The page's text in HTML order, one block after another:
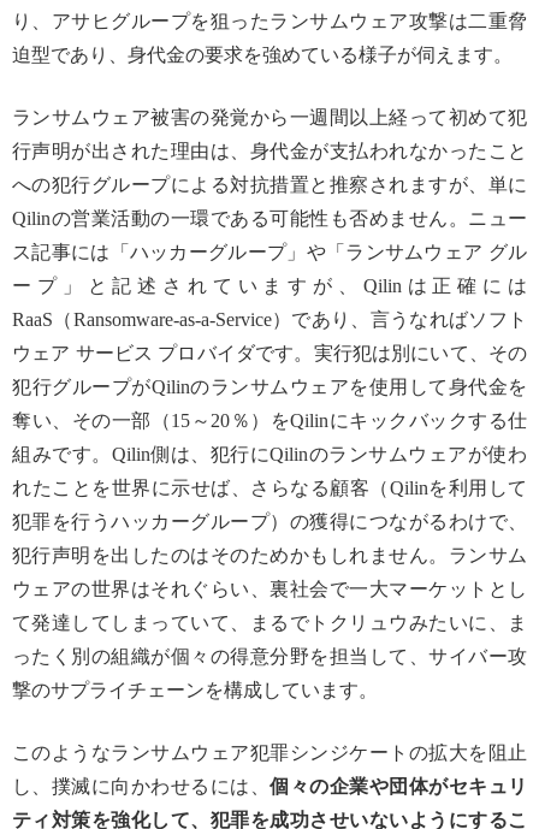
り、アサヒグループを狙ったランサムウェア攻撃は二重脅
迫型であり、身代金の要求を強めている様子が伺えます。
ランサムウェア被害の発覚から一週間以上経って初めて犯
行声明が出された理由は、身代金が支払われなかったこと
への犯行グループによる対抗措置と推察されますが、単に
Qilinの営業活動の一環である可能性も否めません。ニュー
ス記事には「ハッカーグループ」や「ランサムウェア グル
ープ」と記述されていますが、Qilinは正確には
RaaS（Ransomware-as-a-Service）であり、言うなればソフト
ウェア サービス プロバイダです。実行犯は別にいて、その
犯行グループがQilinのランサムウェアを使用して身代金を
奪い、その一部（15～20％）をQilinにキックバックする仕
組みです。Qilin側は、犯行にQilinのランサムウェアが使わ
れたことを世界に示せば、さらなる顧客（Qilinを利用して
犯罪を行うハッカーグループ）の獲得につながるわけで、
犯行声明を出したのはそのためかもしれません。ランサム
ウェアの世界はそれぐらい、裏社会で一大マーケットとし
て発達してしまっていて、まるでトクリュウみたいに、ま
ったく別の組織が個々の得意分野を担当して、サイバー攻
撃のサプライチェーンを構成しています。
このようなランサムウェア犯罪シンジケートの拡大を阻止
し、撲滅に向かわせるには、個々の企業や団体がセキュリ
ティ対策を強化して、犯罪を成功させいないようにするこ